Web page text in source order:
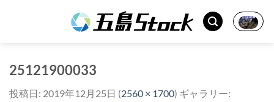
25121900033
投稿日: 2019年12月25日 (2560 × 1700) ギャラリー: